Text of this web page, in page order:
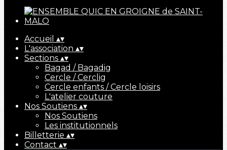
Accueil ▴▾
L'association ▴▾
Sections ▴▾
Bagad / Bagadig
Cercle / Cerclig
Cercle enfants / Cercle loisirs
L'atelier couture
Nos Soutiens ▴▾
Nos Soutiens
Les institutionnels
Billetterie ▴▾
Contact ▴▾